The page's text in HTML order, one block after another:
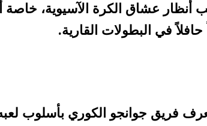
أنظار عشاق الكرة الآسيوية، خاصة
حافلاً في البطولات القارية.
يُعرف فريق جوانجو الكوري بأسلوب